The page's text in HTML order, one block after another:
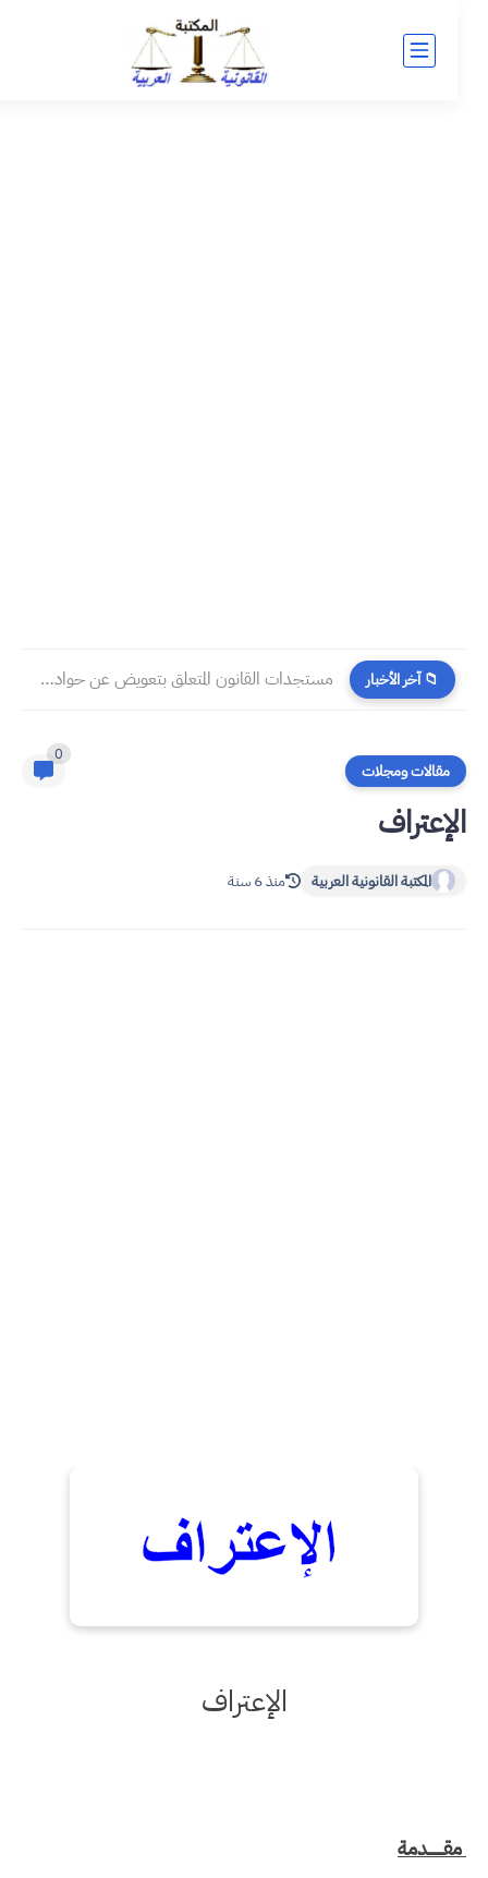
📁 آخر الأخبار مستجدات القانون المتعلق بتعويض عن حوادث السير 2026
مقالات ومجلات
المكتبة القانونية العربية منذ 6 سنة
الإعتراف